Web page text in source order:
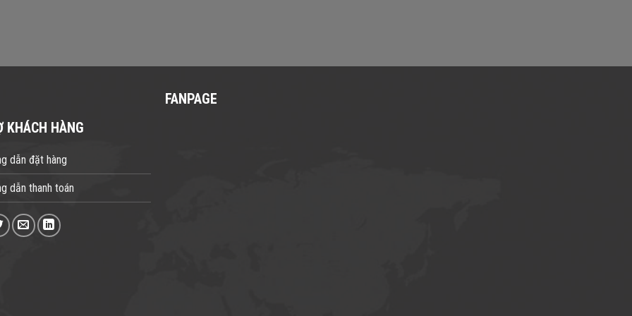
KHÁCH HÀNG
dẫn đặt hàng
dẫn thanh toán
FANPAGE